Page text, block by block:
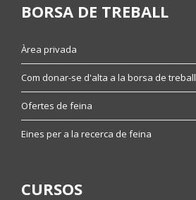
BORSA DE TREBALL
Àrea privada
Com donar-se d'alta a la borsa de treball
Ofertes de feina
Eines per a la recerca de feina
CURSOS